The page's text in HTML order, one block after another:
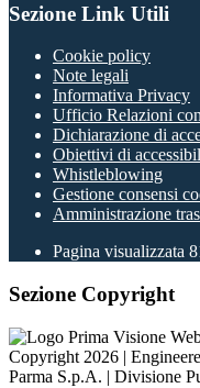
Sezione Link Utili
Cookie policy
Note legali
Informativa Privacy
Ufficio Relazioni
Dichiarazione di
Obiettivi di
Whistleblowing
Gestione consensi
Amministrazione
Pagina visualizzata
Sezione Copyright
Copyright 2026 |
Parma S.p.A. | Divisione